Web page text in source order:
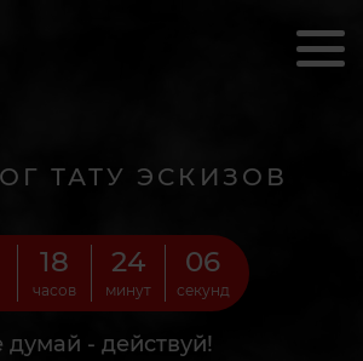
ТАТУ ЭСКИЗОВ
18
часов
24
минут
05
секунд
думай - действуй!